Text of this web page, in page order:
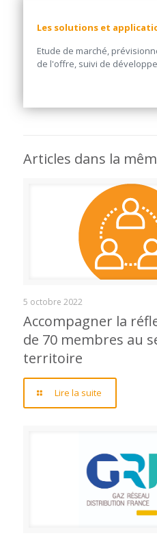
Les solutions et
Etude de marché,
de l'offre, suivi de
Articles dans la
Accompagner la
membres au
5 octobre 2022
Accompagner la
de 70 membres au
territoire
Lire la suite